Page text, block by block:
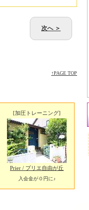
次へ ＞
↑PAGE TOP
[加圧トレーニング]
Prier / プリエ自由が丘
入会金が０円に♪